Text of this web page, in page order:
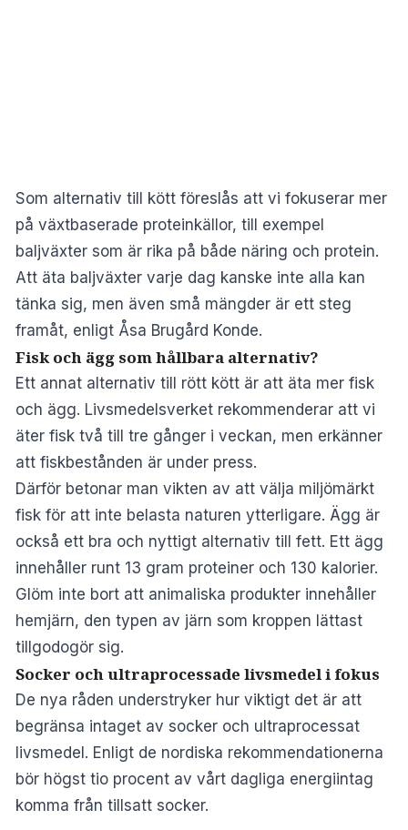
Som alternativ till kött föreslås att vi fokuserar mer
på växtbaserade proteinkällor, till exempel
baljväxter som är rika på både näring och protein.
Att äta baljväxter varje dag kanske inte alla kan
tänka sig, men även små mängder är ett steg
framåt, enligt Åsa Brugård Konde.
Fisk och ägg som hållbara alternativ?
Ett annat alternativ till rött kött är att äta mer fisk
och ägg. Livsmedelsverket rekommenderar att vi
äter fisk två till tre gånger i veckan, men erkänner
att fiskbestånden är under press.
Därför betonar man vikten av att välja miljömärkt
fisk för att inte belasta naturen ytterligare. Ägg är
också ett bra och nyttigt alternativ till fett. Ett ägg
innehåller runt 13 gram proteiner och 130 kalorier.
Glöm inte bort att animaliska produkter innehåller
hemjärn, den typen av järn som kroppen lättast
tillgodogör sig.
Socker och ultraprocessade livsmedel i fokus
De nya råden understryker hur viktigt det är att
begränsa intaget av socker och ultraprocessat
livsmedel. Enligt de nordiska rekommendationerna
bör högst tio procent av vårt dagliga energiintag
komma från tillsatt socker.